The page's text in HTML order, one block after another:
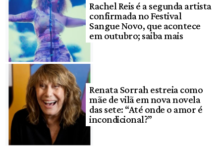
Rachel Reis é a segunda artista
confirmada no Festival
Sangue Novo, que acontece
em outubro; saiba mais
Renata Sorrah estreia como
mãe de vilã em nova novela
das sete: “Até onde o amor é
incondicional?”